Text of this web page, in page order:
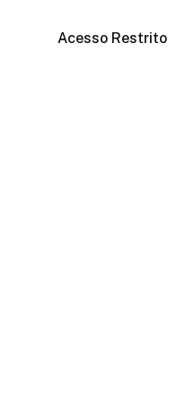
Acesso Restrito